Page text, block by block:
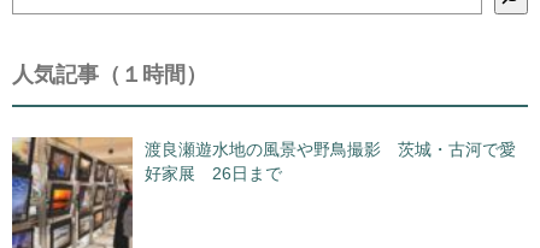
索
人気記事（１時間）
渡良瀬遊水地の風景や野鳥撮影 茨城・古河で愛
好家展 26日まで